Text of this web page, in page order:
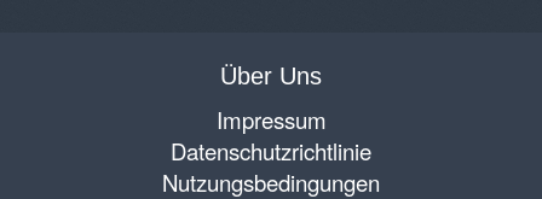
Über Uns
Impressum
Datenschutzrichtlinie
Nutzungsbedingungen